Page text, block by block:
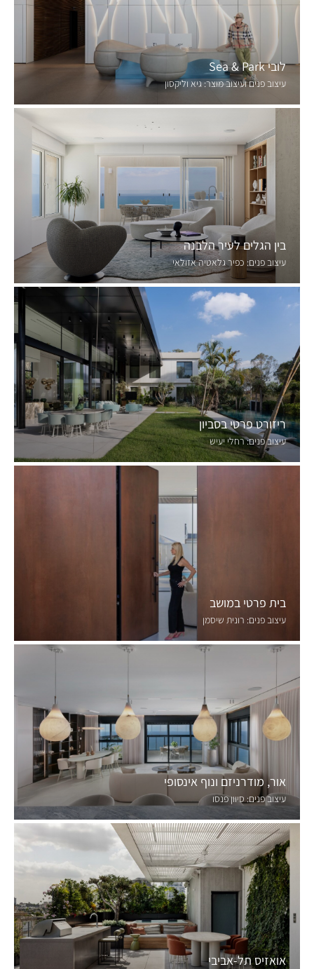
לובי Sea & Park
עיצוב פנים ועיצוב מוצר:גיא וליקסון
בין הגלים לעיר הלבנה
עיצוב פנים: כפיר גלאטיה אזולאי
ריזורט פרטי בסביון
עיצוב פנים:רחלי יעיש
בית פרטי במושב
עיצוב פנים: רונית שיסמן
אור, מודרניזם ונוף אינסופי
עיצוב פנים: סיוון פנסו
אואזיס תל-אביבי